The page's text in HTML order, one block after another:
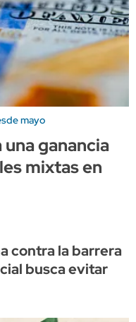
mayo
una ganancia
mixtas en
contra la barrera
busca evitar